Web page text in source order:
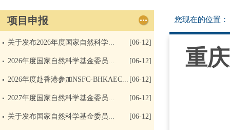
项目申报
关于发布2026年度国家自然科学... [06-12]
2026年度国家自然科学基金委员... [06-12]
2026年度赴香港参加NSFC-BHKAEC... [06-12]
2027年度国家自然科学基金委员... [06-12]
关于发布国家自然科学基金委员... [06-12]
您现在的位置：
重